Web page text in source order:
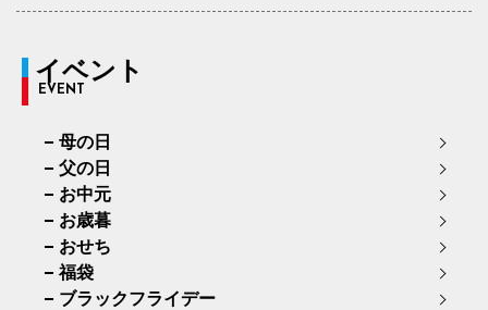
イベント
EVENT
母の日
父の日
お中元
お歳暮
おせち
福袋
ブラックフライデー